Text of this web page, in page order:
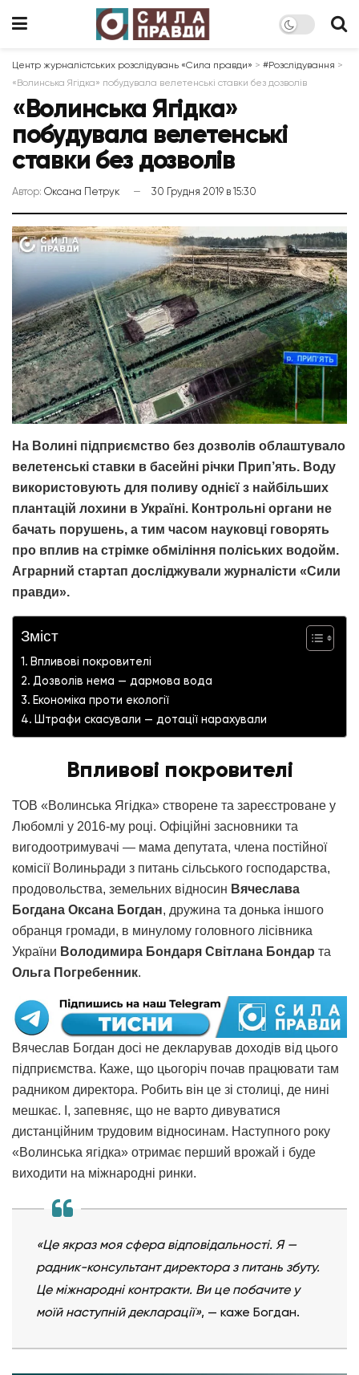
Центр журналістських розслідувань «Сила правди» > #Розслідування >
«Волинська Ягідка» побудувала велетенські ставки без дозволів
«Волинська Ягідка»
побудувала велетенські
ставки без дозволів
Автор: Оксана Петрук 30 Грудня 2019 в 15:30
На Волині підприємство без дозволів облаштувало
велетенські ставки в басейні річки Прип’ять. Воду
використовують для поливу однієї з найбільших
плантацій лохини в Україні. Контрольні органи не
бачать порушень, а тим часом науковці говорять
про вплив на стрімке обміління поліських водойм.
Аграрний стартап досліджували журналісти «Сили
правди».
Зміст
Впливові покровителі
Дозволів нема — дармова вода
Економіка проти екології
Штрафи скасували — дотації нарахували
Впливові покровителі
ТОВ «Волинська Ягідка» створене та зареєстроване у
Любомлі у 2016-му році. Офіційні засновники та
вигодоотримувачі — мама депутата, члена постійної
комісії Волиньради з питань сільського господарства,
продовольства, земельних відносин Вячеслава
Богдана Оксана Богдан, дружина та донька іншого
обранця громади, в минулому головного лісівника
України Володимира Бондаря Світлана Бондар та
Ольга Погребенник.
Вячеслав Богдан досі не декларував доходів від цього
підприємства. Каже, що цьогоріч почав працювати там
радником директора. Робить він це зі столиці, де нині
мешкає. І, запевняє, що не варто дивуватися
дистанційним трудовим відносинам. Наступного року
«Волинська ягідка» отримає перший врожай і буде
виходити на міжнародні ринки.
«Це якраз моя сфера відповідальності. Я —
радник-консультант директора з питань збуту.
Це міжнародні контракти. Ви це побачите у
моїй наступній декларації», — каже Богдан.